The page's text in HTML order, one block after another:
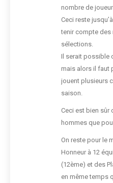
nombre de
Ceci reste
tenir compte des
sélections.
Il serait possible
mais alors il faut
jouent plusieurs
saison.
Ceci est bien sûr
hommes que
On reste pour le
Honneur à 12
(12ème) et des
en même temps